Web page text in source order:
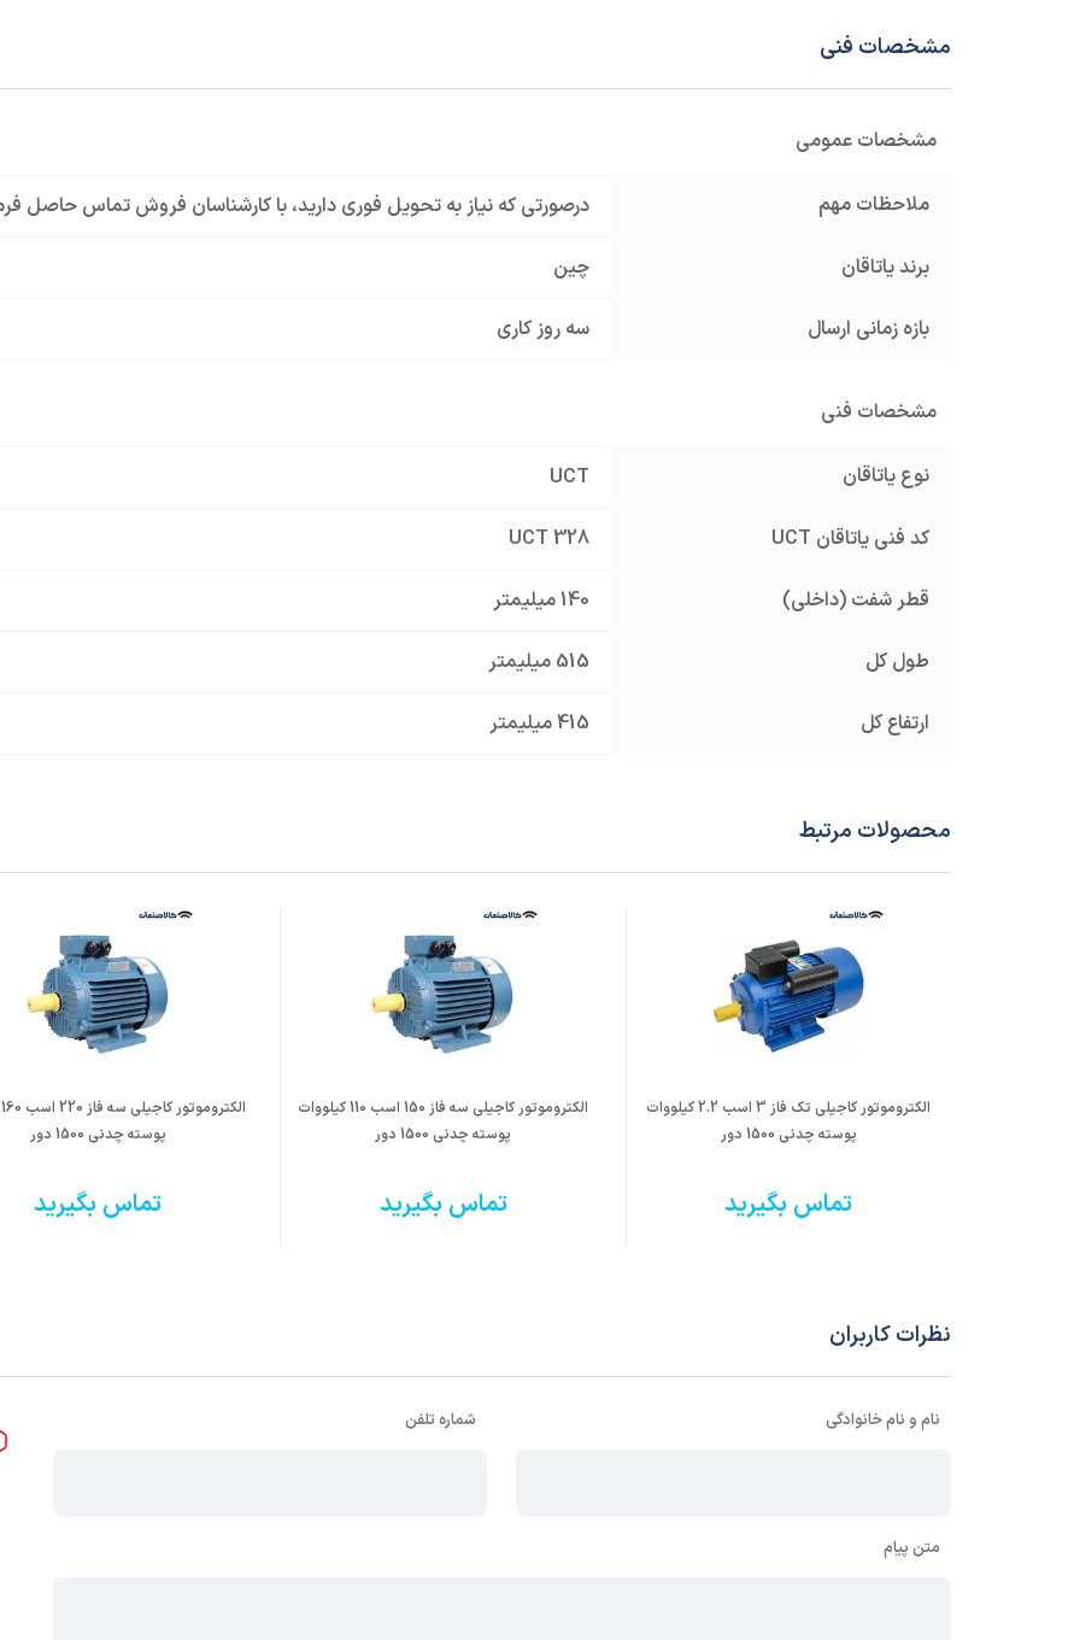
مشخصات فنی
مشخصات عمومی
ملاحظات مهم درصورتی که نیاز به تحویل فوری دارید، با کارشناسان فروش تماس حاصل
برند یاتاقان چین
بازه زمانی ارسال سه روز کاری
مشخصات فنی
نوع یاتاقان UCT
کد فنی یاتاقان UCT UCT 328
قطر شفت (داخلی) 140 میلیمتر
طول کل 515 میلیمتر
ارتفاع کل 415 میلیمتر
محصولات مرتبط
الکتروموتور کاجیلی تک فاز 3 اسب 2.2 کیلووات
پوسته چدنی 1500 دور
تماس بگیرید
الکتروموتور کاجیلی سه فاز 150 اسب 110 کیلووات
پوسته چدنی 1500 دور
تماس بگیرید
پوسته چدنی 1500 دور
تماس بگیرید
نظرات کاربران
نام و نام خانوادگی شماره تلفن
متن پیام